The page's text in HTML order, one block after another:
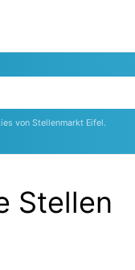
von Stellenmarkt Eifel.
Stellen